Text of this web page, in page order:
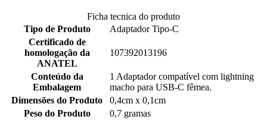
Ficha tecnica do produto
Tipo de Produto
Adaptador Tipo-C
Certificado de
homologação da
ANATEL
107392013196
Conteúdo da
Embalagem
1 Adaptador compatível com lightning
macho para USB-C fêmea.
Dimensões do Produto
0,4cm x 0,1cm
Peso do Produto
0,7 gramas